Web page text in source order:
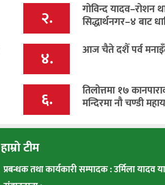
२. गोविन्द यादव–रोशन
सिद्धार्थनगर–४ बाट
४. आज चैते दशैँ पर्व
६. तिलोत्तमा १७
मन्दिरमा नौ चण्डी
हाम्रो टीम
प्रबन्धक तथा कार्यकारी सम्पादक : उर्मिला यादव